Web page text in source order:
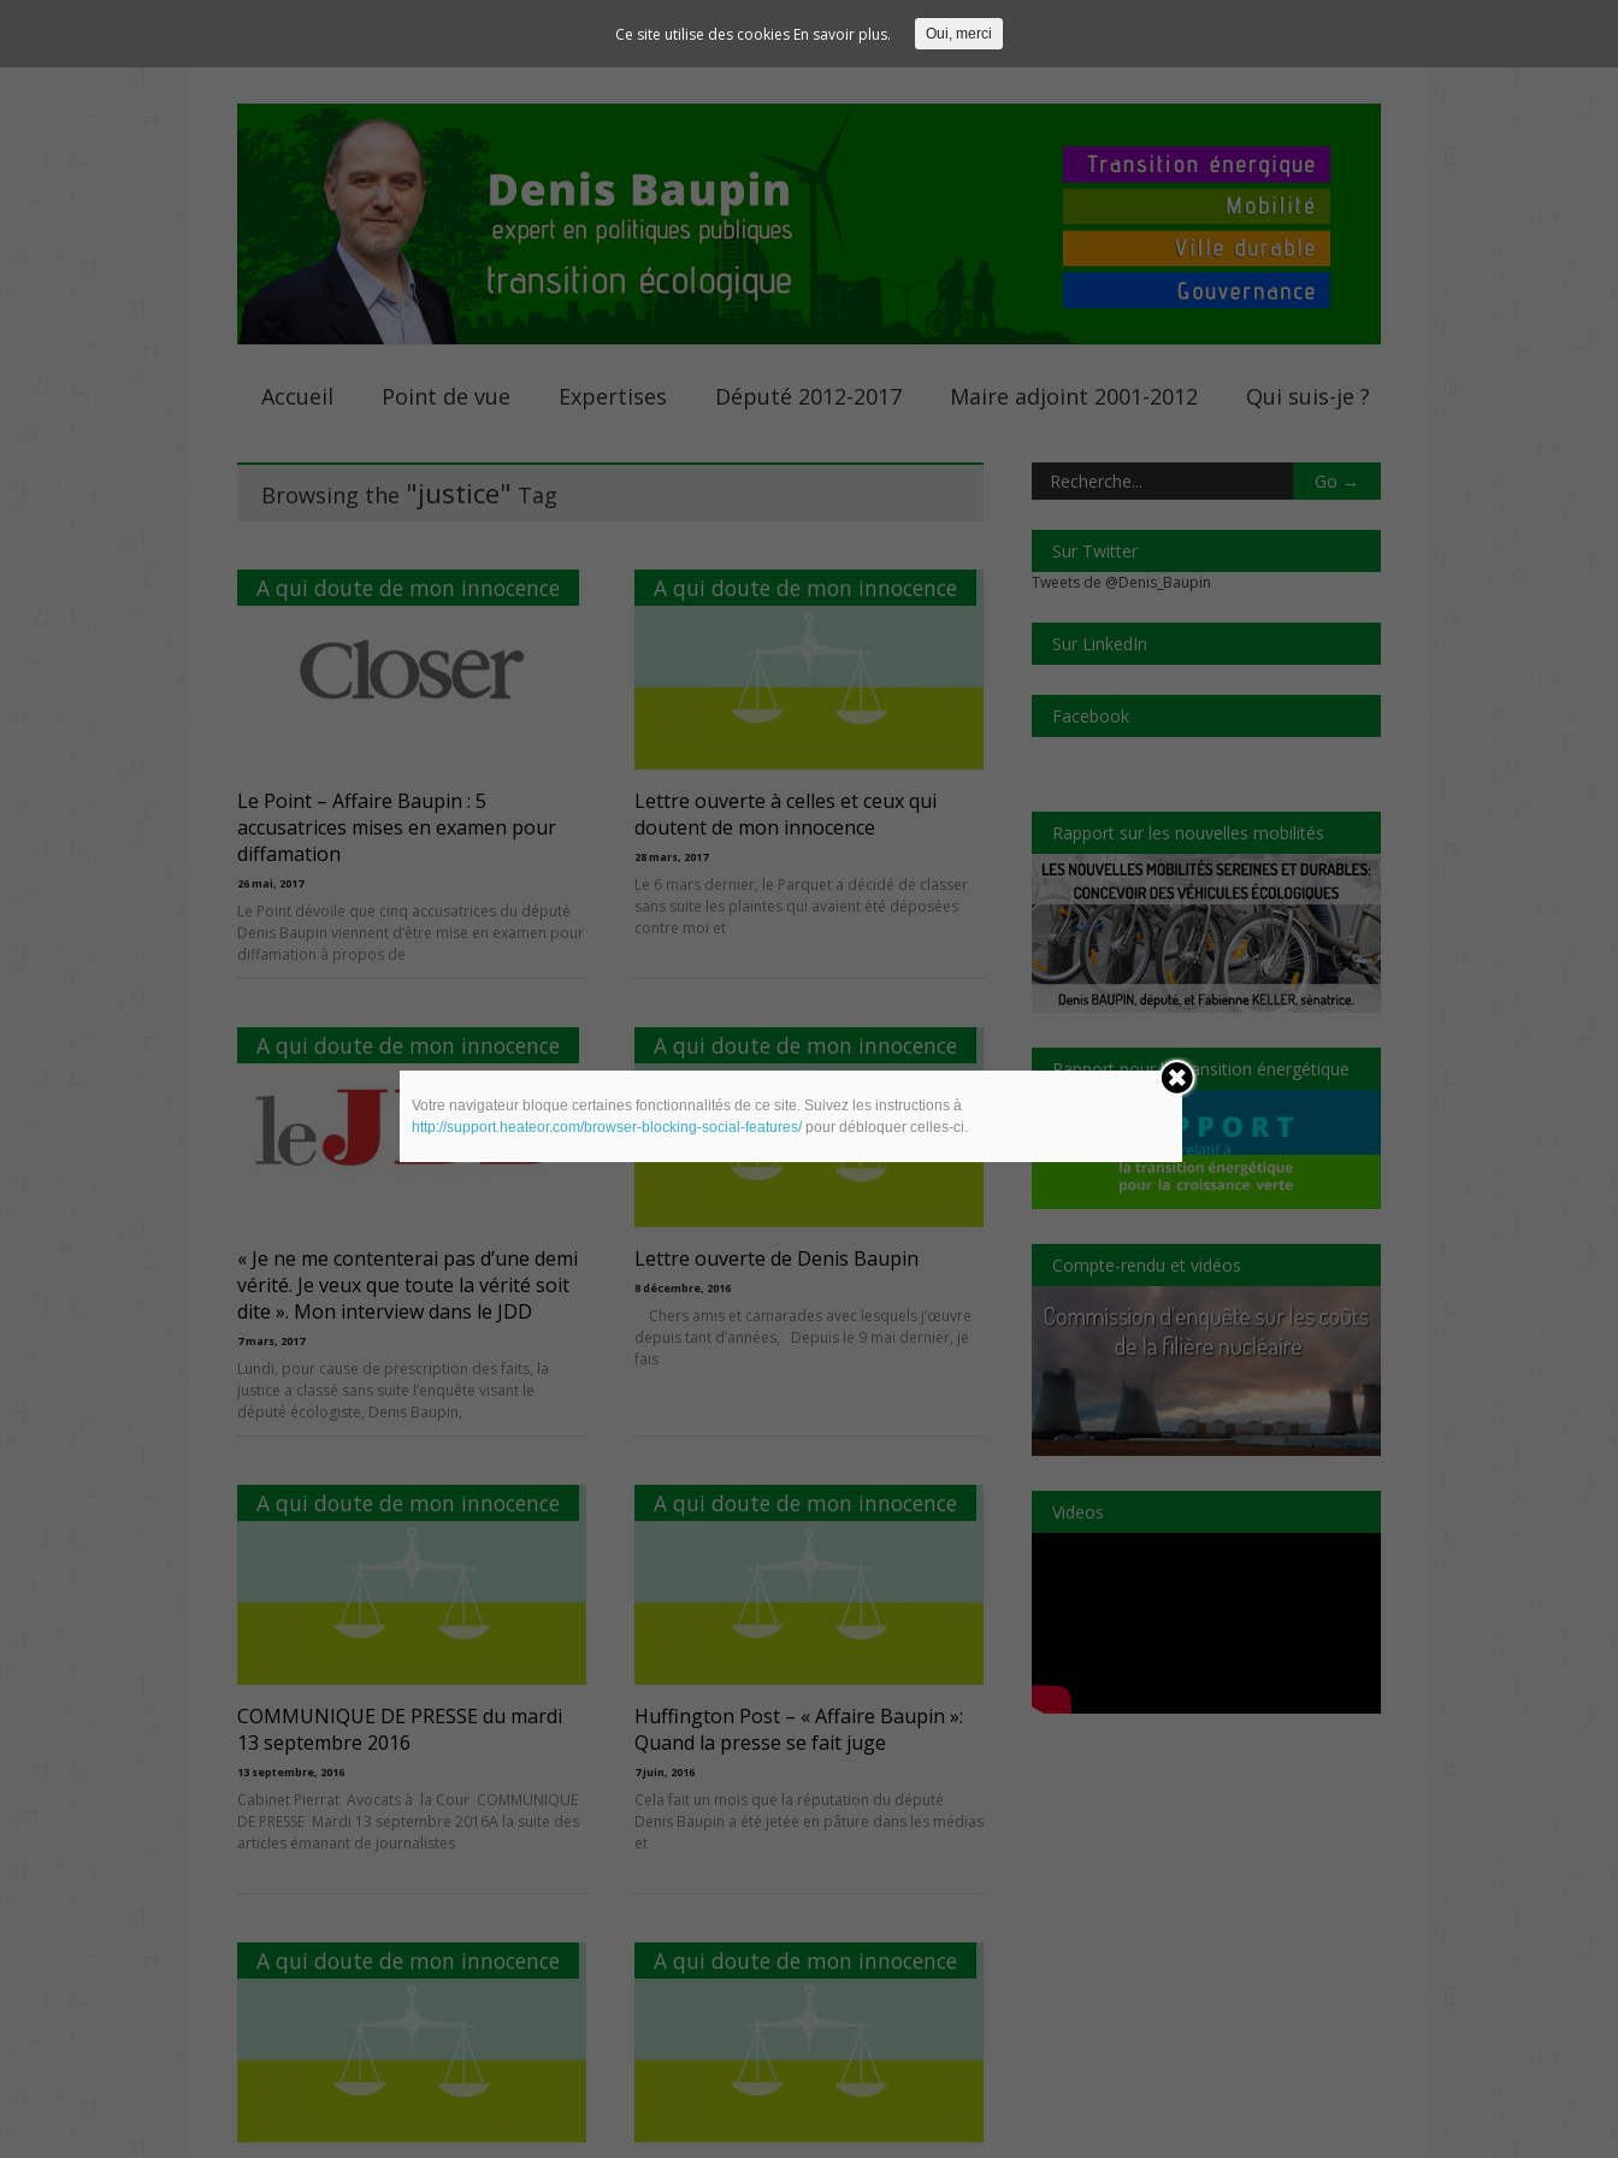
Accueil Point de vue Expertises Député 2012-2017 Maire adjoint 2001-2012 Qui suis-je ?
Browsing the "justice" Tag
A qui doute de mon innocence
Le Point – Affaire Baupin : 5
accusatrices mises en examen pour
diffamation
26 mai, 2017
Le Point dévoile que cinq accusatrices du député
Denis Baupin viennent d’être mise en examen pour
diffamation à propos de
A qui doute de mon innocence
Lettre ouverte à celles et ceux qui
doutent de mon innocence
28 mars, 2017
Le 6 mars dernier, le Parquet a décidé de classer
sans suite les plaintes qui avaient été déposées
contre moi et
A qui doute de mon innocence
« Je ne me contenterai pas d’une demi
vérité. Je veux que toute la vérité soit
dite ». Mon interview dans le JDD
7 mars, 2017
Lundi, pour cause de prescription des faits, la
justice a classé sans suite l’enquête visant le
député écologiste, Denis Baupin,
A qui doute de mon innocence
Lettre ouverte de Denis Baupin
8 décembre, 2016
Chers amis et camarades avec lesquels j’œuvre
depuis tant d’années, Depuis le 9 mai dernier, je
fais
A qui doute de mon innocence
COMMUNIQUE DE PRESSE du mardi
13 septembre 2016
13 septembre, 2016
Cabinet Pierrat Avocats à la Cour COMMUNIQUE
DE PRESSE Mardi 13 septembre 2016A la suite des
articles émanant de journalistes
A qui doute de mon innocence
Huffington Post – « Affaire Baupin »:
Quand la presse se fait juge
7 juin, 2016
Cela fait un mois que la réputation du député
Denis Baupin a été jetée en pâture dans les médias
et
A qui doute de mon innocence A qui doute de mon innocence
Sur Twitter
Tweets de @Denis_Baupin
Sur LinkedIn
Facebook
Rapport sur les nouvelles mobilités
Rapport pour la transition énergétique
Compte-rendu et vidéos
Videos
Ce site utilise des cookies En savoir plus. Oui, merci
Votre navigateur bloque certaines fonctionnalités de ce site. Suivez les instructions à
http://support.heateor.com/browser-blocking-social-features/pour débloquer celles-ci.